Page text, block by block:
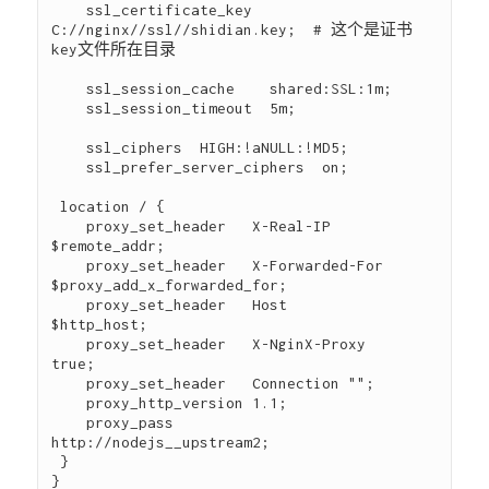
    ssl_certificate_key
C://nginx//ssl//shidian.key;  # 这个是证书
key文件所在目录
    ssl_session_cache    shared:SSL:1m;
    ssl_session_timeout  5m;
    ssl_ciphers  HIGH:!aNULL:!MD5;
    ssl_prefer_server_ciphers  on;
    proxy_set_header   X-Real-IP
$remote_addr;
    proxy_set_header   X-Forwarded-For
$proxy_add_x_forwarded_for;
    proxy_set_header   Host
$http_host;
    proxy_set_header   X-NginX-Proxy
true;
    proxy_set_header   Connection "";
    proxy_http_version 1.1;
    proxy_pass
http://nodejs__upstream2;